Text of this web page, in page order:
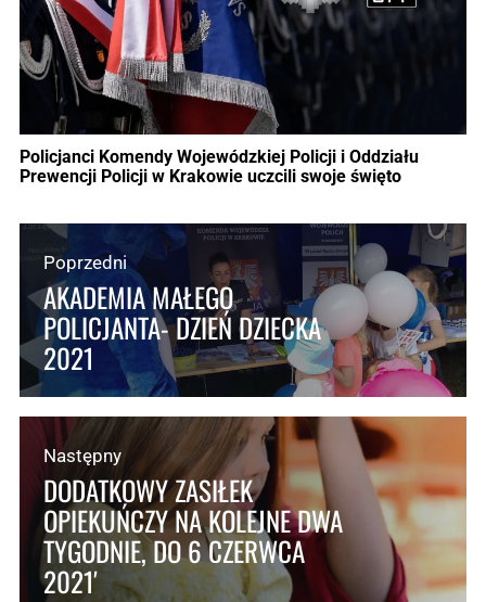
Policjanci Komendy Wojewódzkiej Policji i Oddziału
Prewencji Policji w Krakowie uczcili swoje święto
Poprzedni
AKADEMIA MAŁEGO
POLICJANTA- DZIEŃ DZIECKA
2021
Następny
DODATKOWY ZASIŁEK
OPIEKUŃCZY NA KOLEJNE DWA
TYGODNIE, DO 6 CZERWCA
2021′